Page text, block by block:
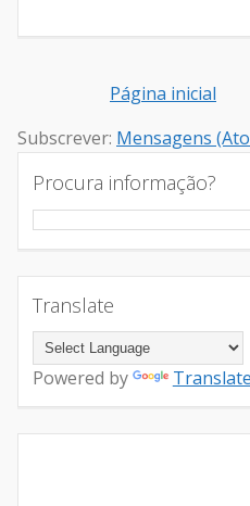
Página inicial
Subscrever: Mensagens
Procura informação?
Translate
Powered by Translate